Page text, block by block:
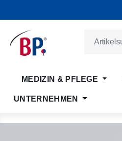
MEDIZIN & PFLEGE
UNTERNEHMEN